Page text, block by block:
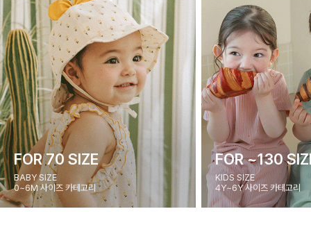
FOR 70 SIZE
BABY SIZE
0~6M 사이즈 카테고리
FOR ~130
KIDS SIZE
4Y~6Y 사이즈 카테고리